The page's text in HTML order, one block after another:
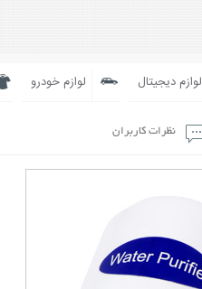
لوازم دیجیتال لوازم خودرو
نظرات کاربران